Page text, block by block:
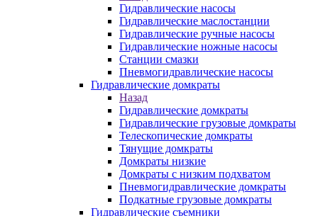
Гидравлические насосы
Гидравлические маслостанции
Гидравлические ручные насосы
Гидравлические ножные насосы
Станции смазки
Пневмогидравлические насосы
Гидравлические домкраты
Назад
Гидравлические домкраты
Гидравлические грузовые домкраты
Телескопические домкраты
Тянущие домкраты
Домкраты низкие
Домкраты с низким подхватом
Пневмогидравлические домкраты
Подкатные грузовые домкраты
Гидравлические съемники